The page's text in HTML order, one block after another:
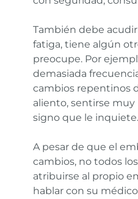
También debe
fatiga, tiene algún
preocupe. Por
demasiada
cambios repentinos
aliento, sentirse
signo que le inquiete.
A pesar de que el
cambios, no todos
atribuirse al propio
hablar con su